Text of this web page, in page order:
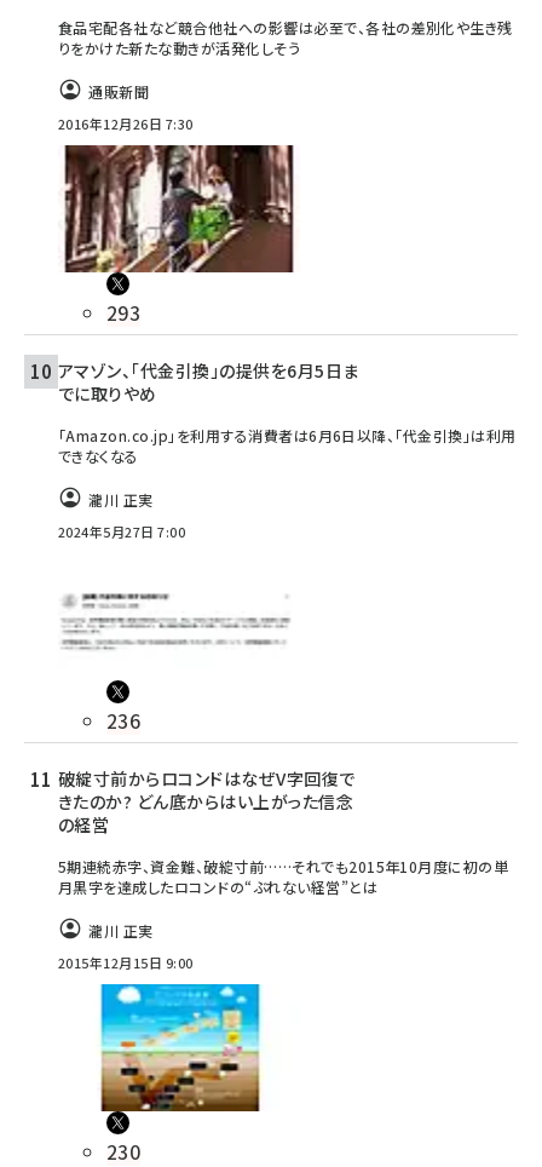
食品宅配各社など競合他社への影響は必至で、各社の差別化や生き残
りをかけた新たな動きが活発化しそう
通販新聞
2016年12月26日 7:30
293
アマゾン、「代金引換」の提供を6月5日ま
でに取りやめ
「Amazon.co.jp」を利用する消費者は6月6日以降、「代金引換」は利用
できなくなる
瀧川 正実
2024年5月27日 7:00
236
破綻寸前からロコンドはなぜV字回復で
きたのか? どん底からはい上がった信念
の経営
5期連続赤字、資金難、破綻寸前……それでも2015年10月度に初の単
月黒字を達成したロコンドの“ぶれない経営”とは
瀧川 正実
2015年12月15日 9:00
230